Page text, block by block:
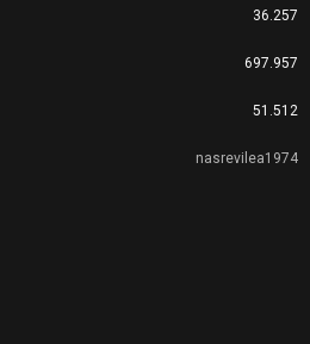
36.257
697.957
51.512
nasrevilea1974